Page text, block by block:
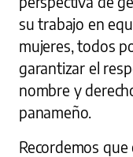
su trabajo en
mujeres, todos
garantizar el
nombre y
panameño.
Recordemos